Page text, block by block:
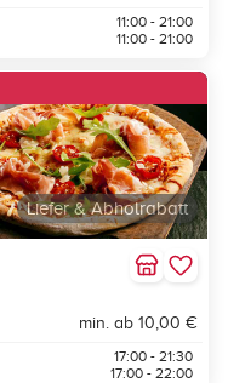
11:00 - 21:00
11:00 - 21:00
Liefer & Abholrabatt
min. ab 10,00 €
17:00 - 21:30
17:00 - 22:00